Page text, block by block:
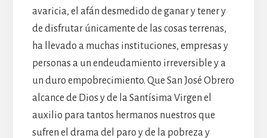
avaricia, el afán desmedido de ganar y tener y
de disfrutar únicamente de las cosas terrenas,
ha llevado a muchas instituciones, empresas y
personas a un endeudamiento irreversible y a
un duro empobrecimiento. Que San José Obrero
alcance de Dios y de la Santísima Virgen el
auxilio para tantos hermanos nuestros que
sufren el drama del paro y de la pobreza y